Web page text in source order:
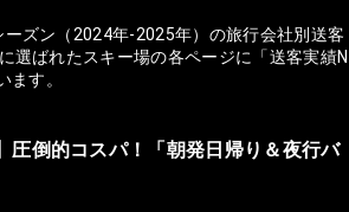
ズン（2024年-2025年）の旅行会社別送客
選ばれたスキー場の各ページに「送客実績N
ます。
倒的コスパ！「朝発日帰り＆夜行バ